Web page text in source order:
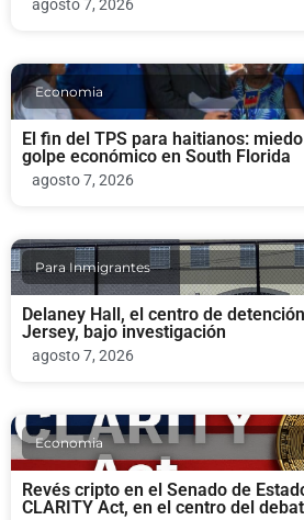
agosto 7, 2026
Economia
El fin del TPS para haitianos:
golpe económico en South Florida
agosto 7, 2026
Para Inmigrantes
Delaney Hall, el centro de
Jersey, bajo investigación
agosto 7, 2026
Economia
Revés cripto en el Senado de
CLARITY Act, en el centro del